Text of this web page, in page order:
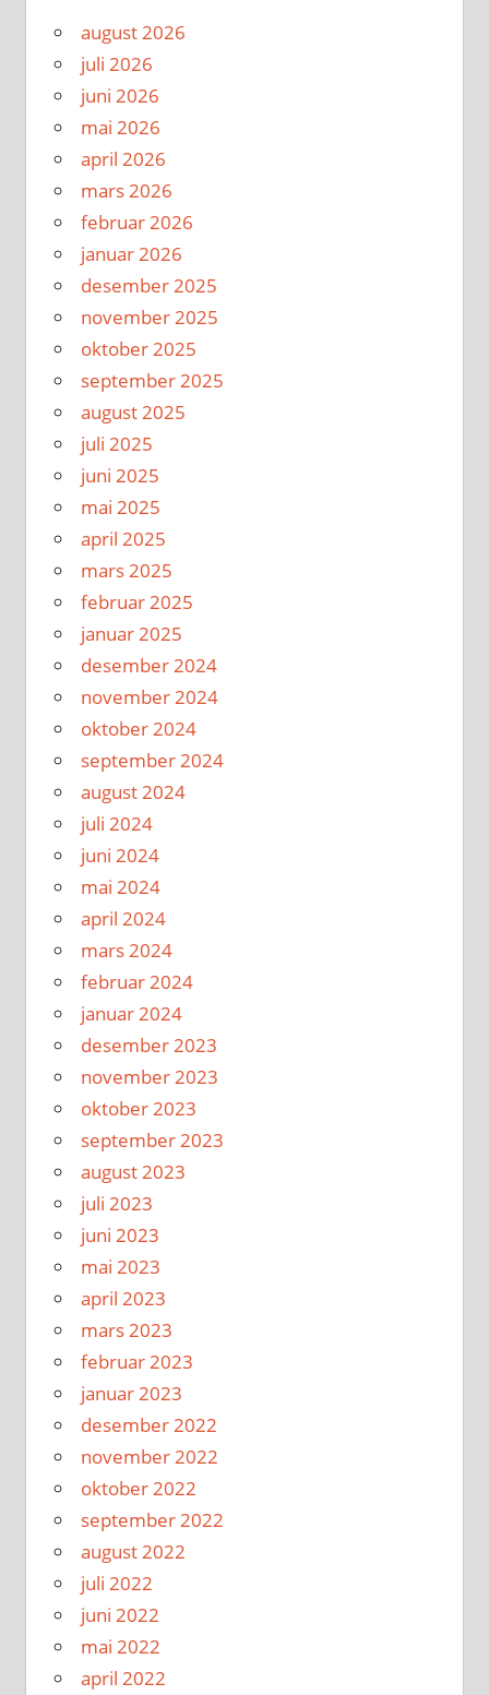
august 2026
juli 2026
juni 2026
mai 2026
april 2026
mars 2026
februar 2026
januar 2026
desember 2025
november 2025
oktober 2025
september 2025
august 2025
juli 2025
juni 2025
mai 2025
april 2025
mars 2025
februar 2025
januar 2025
desember 2024
november 2024
oktober 2024
september 2024
august 2024
juli 2024
juni 2024
mai 2024
april 2024
mars 2024
februar 2024
januar 2024
desember 2023
november 2023
oktober 2023
september 2023
august 2023
juli 2023
juni 2023
mai 2023
april 2023
mars 2023
februar 2023
januar 2023
desember 2022
november 2022
oktober 2022
september 2022
august 2022
juli 2022
juni 2022
mai 2022
april 2022